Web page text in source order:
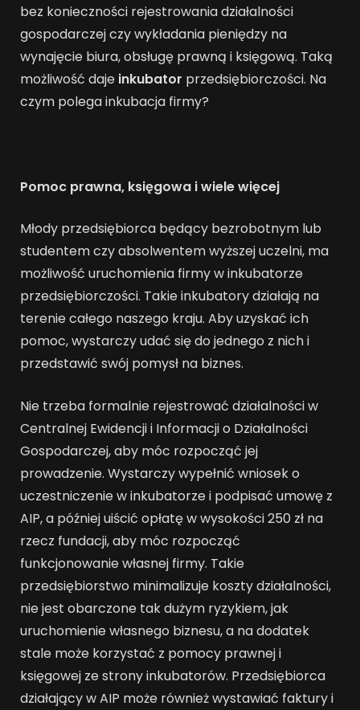
bez konieczności rejestrowania działalności
gospodarczej czy wykładania pieniędzy na
wynajęcie biura, obsługę prawną i księgową. Taką
możliwość daje inkubator przedsiębiorczości. Na
czym polega inkubacja firmy?
Pomoc prawna, księgowa i wiele więcej
Młody przedsiębiorca będący bezrobotnym lub
studentem czy absolwentem wyższej uczelni, ma
możliwość uruchomienia firmy w inkubatorze
przedsiębiorczości. Takie inkubatory działają na
terenie całego naszego kraju. Aby uzyskać ich
pomoc, wystarczy udać się do jednego z nich i
przedstawić swój pomysł na biznes.
Nie trzeba formalnie rejestrować działalności w
Centralnej Ewidencji i Informacji o Działalności
Gospodarczej, aby móc rozpocząć jej
prowadzenie. Wystarczy wypełnić wniosek o
uczestniczenie w inkubatorze i podpisać umowę z
AIP, a później uiścić opłatę w wysokości 250 zł na
rzecz fundacji, aby móc rozpocząć
funkcjonowanie własnej firmy. Takie
przedsiębiorstwo minimalizuje koszty działalności,
nie jest obarczone tak dużym ryzykiem, jak
uruchomienie własnego biznesu, a na dodatek
stale może korzystać z pomocy prawnej i
księgowej ze strony inkubatorów. Przedsiębiorca
działający w AIP może również wystawiać faktury i